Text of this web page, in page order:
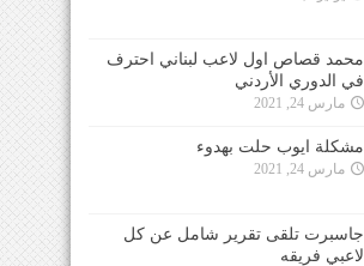
محمد قصاص اول لاعب لبناني احترف
في الدوري الأردني
مارس 24, 2021
مشكلة ايوب حلت بهدوء
مارس 24, 2021
جاسبرت تلقى تقرير شامل عن كل
لاعبي فريقه